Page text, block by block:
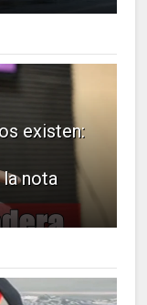
existen:
nota